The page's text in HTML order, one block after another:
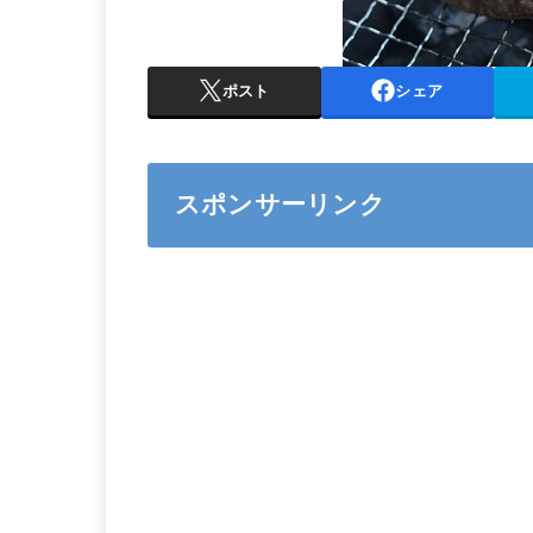
ポスト シェア
スポンサーリンク